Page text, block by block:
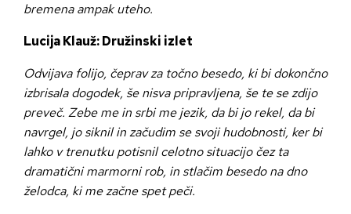
bremena ampak uteho.
Lucija Klauž: Družinski izlet
Odvijava folijo, čeprav za točno besedo, ki bi dokončno
izbrisala dogodek, še nisva pripravljena, še te se zdijo
preveč. Zebe me in srbi me jezik, da bi jo rekel, da bi
navrgel, jo siknil in začudim se svoji hudobnosti, ker bi
lahko v trenutku potisnil celotno situacijo čez ta
dramatični marmorni rob, in stlačim besedo na dno
želodca, ki me začne spet peči.